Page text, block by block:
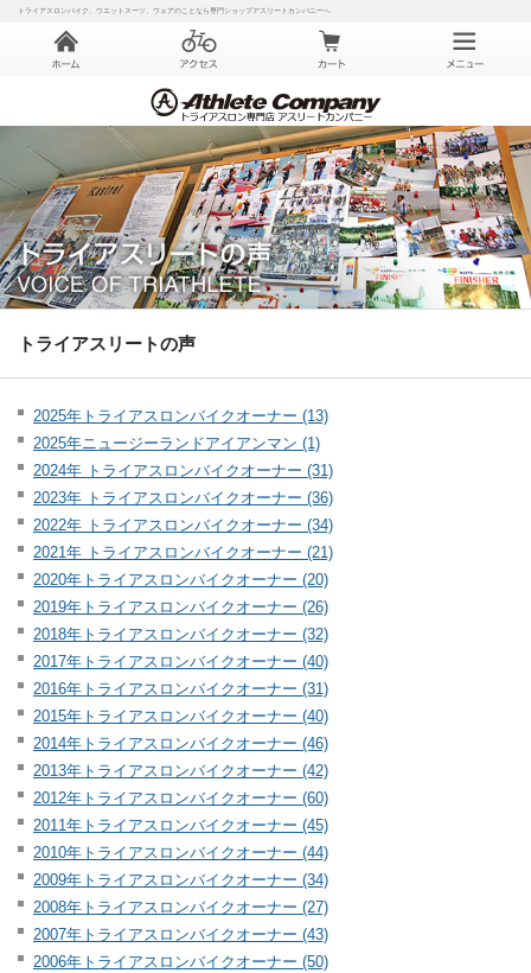
トライアスロンバイク、ウエットスーツ、ウェアのことなら専門ショップアスリートカンパニーへ
トライアスリートの声
2025年トライアスロンバイクオーナー (13)
2025年ニュージーランドアイアンマン (1)
2024年 トライアスロンバイクオーナー (31)
2023年 トライアスロンバイクオーナー (36)
2022年 トライアスロンバイクオーナー (34)
2021年 トライアスロンバイクオーナー (21)
2020年トライアスロンバイクオーナー (20)
2019年トライアスロンバイクオーナー (26)
2018年トライアスロンバイクオーナー (32)
2017年トライアスロンバイクオーナー (40)
2016年トライアスロンバイクオーナー (31)
2015年トライアスロンバイクオーナー (40)
2014年トライアスロンバイクオーナー (46)
2013年トライアスロンバイクオーナー (42)
2012年トライアスロンバイクオーナー (60)
2011年トライアスロンバイクオーナー (45)
2010年トライアスロンバイクオーナー (44)
2009年トライアスロンバイクオーナー (34)
2008年トライアスロンバイクオーナー (27)
2007年トライアスロンバイクオーナー (43)
2006年トライアスロンバイクオーナー (50)